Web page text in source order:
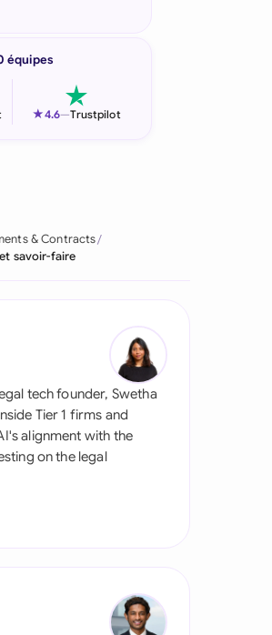
équipes
★4.6—Trustpilot
& Contracts
savoir-faire
tech founder, Swetha
Tier 1 firms and
alignment with the
on the legal